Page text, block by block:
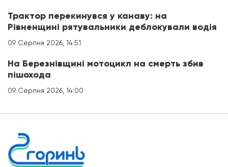
Трактор перекинувся у канаву: на
Рівненщині рятувальники деблокували водія
09 Серпня 2026, 14:51
На Березнівщині мотоцикл на смерть збив
пішохода
09 Серпня 2026, 14:00